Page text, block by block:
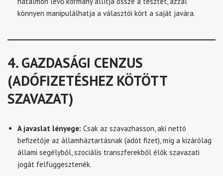
könnyen manipulálhatja a választói kört a saját javára.
4. GAZDASÁGI CENZUS
(ADÓFIZETÉSHEZ KÖTÖTT
SZAVAZAT)
A javaslat lényege: Csak az szavazhasson, aki nettó
befizetője az államháztartásnak (adót fizet), míg a kizárólag
állami segélyből, szociális transzferekből élők szavazati
jogát felfüggesztenék.